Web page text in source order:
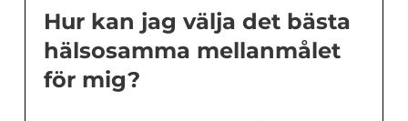
Hur kan jag välja det bästa
hälsosamma mellanmålet
för mig?